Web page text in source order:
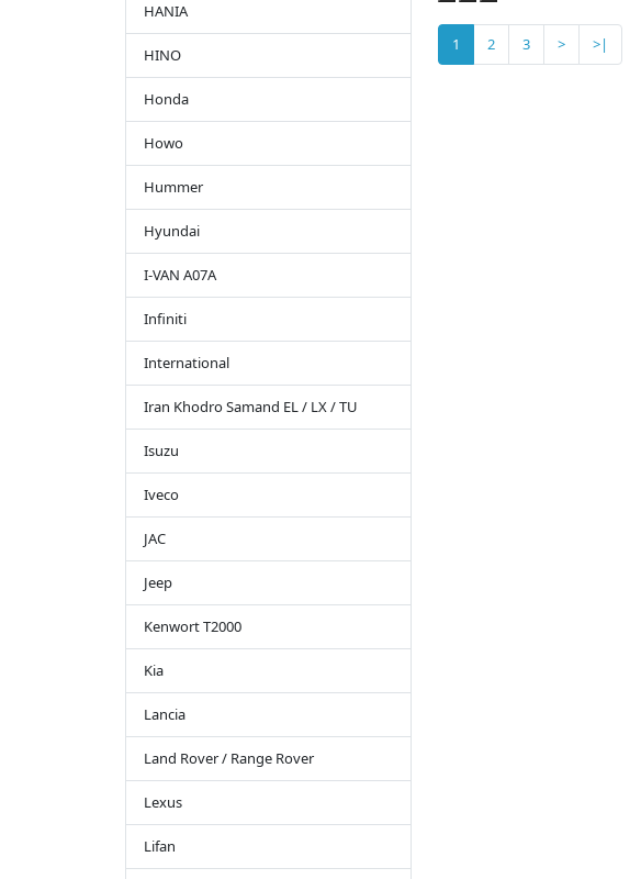
HANIA
HINO
Honda
Howo
Hummer
Hyundai
I-VAN A07A
Infiniti
International
Iran Khodro Samand EL / LX / TU
Isuzu
Iveco
JAC
Jeep
Kenwort T2000
Kia
Lancia
Land Rover / Range Rover
Lexus
Lifan
1 2 3 > >|